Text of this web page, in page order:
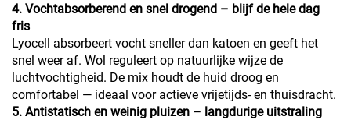
4. Vochtabsorberend en snel drogend – blijf de hele dag
fris
Lyocell absorbeert vocht sneller dan katoen en geeft het
snel weer af. Wol reguleert op natuurlijke wijze de
luchtvochtigheid. De mix houdt de huid droog en
comfortabel — ideaal voor actieve vrijetijds- en thuisdracht.
5. Antistatisch en weinig pluizen – langdurige uitstraling